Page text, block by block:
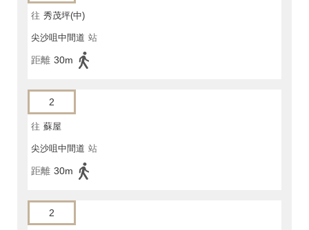
往 秀茂坪(中)
尖沙咀中間道 站
距離 30m
2
往 蘇屋
尖沙咀中間道 站
距離 30m
2